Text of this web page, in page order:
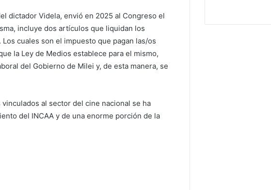
dictador Videla, envió en 2025 al Congreso el
incluye dos artículos que liquidan los
cuales son el impuesto que pagan las/os
la Ley de Medios establece para el mismo,
del Gobierno de Milei y, de esta manera, se
al sector del cine nacional se ha
del INCAA y de una enorme porción de la